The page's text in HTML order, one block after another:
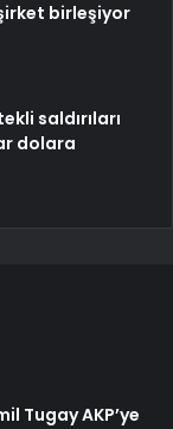
birleşiyor
saldırıları
dolara
Tugay AKP’ye